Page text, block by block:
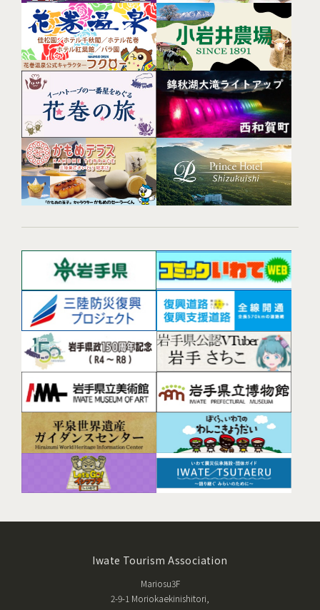
Iwate Tourism Association
Mariosu3F
2-9-1 Moriokaekinishitori,